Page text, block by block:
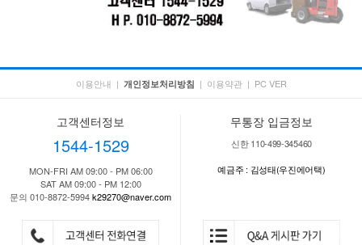
이용안내 | 개인정보처리방침 | 이용약관 | PC VER
고객센터정보
1544-1529
MON-FRI AM 09:00 - PM 06:00
SAT AM 09:00 - PM 12:00
문의 010-8872-5994k29270@naver.com
무통장 입금정보
신한 110-499-345460
예금주 : 김성태(우진에어택)